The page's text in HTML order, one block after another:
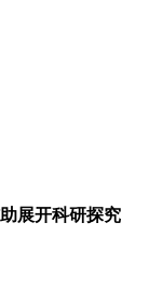
展开科研探究